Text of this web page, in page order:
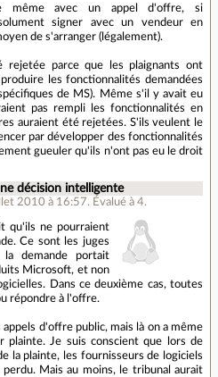
même avec un appel d'offre, si
signer avec un vendeur en
de s'arranger (légalement).
rejetée parce que les plaignants ont
les fonctionnalités demandées
de MS). Même s'il y avait eu
pas rempli les fonctionnalités en
auraient été rejetées. S'ils veulent le
par développer des fonctionnalités
gueuler qu'ils n'ont pas eu le droit
décision intelligente
2010 à 16:57. Évalué à4.
qu'ils ne pourraient
Ce sont les juges
demande portait
Microsoft, et non
Dans ce deuxième cas, toutes
répondre à l'offre.
d'offre public, mais là on a même
plainte. Je suis conscient que lors de
la plainte, les fournisseurs de logiciels
Mais au moins, le tribunal aurait